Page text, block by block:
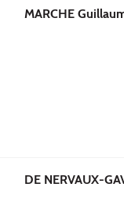
MARCHE
DE NERVAUX-